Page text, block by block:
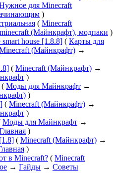
для Minecraft
)
( Minecraft
(Майнкрафт), модпаки )
house [1.8.8] ( Карты для
(Майнкрафт) →
( Minecraft (Майнкрафт) →
)
( Моды для Майнкрафт →
)
( Minecraft (Майнкрафт) →
)
Моды для Майнкрафт →
)
( Minecraft (Майнкрафт) →
)
в Minecraft? ( Minecraft
→ Гайды → Советы